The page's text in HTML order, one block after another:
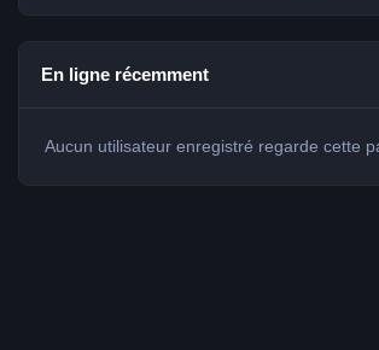
En ligne récemment
Aucun utilisateur enregistré regarde cette